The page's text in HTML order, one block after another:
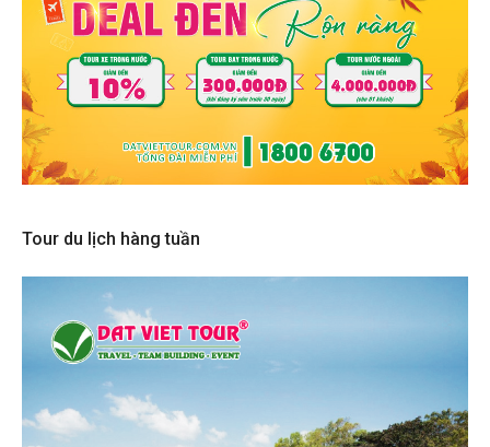
Tour du lịch hàng tuần